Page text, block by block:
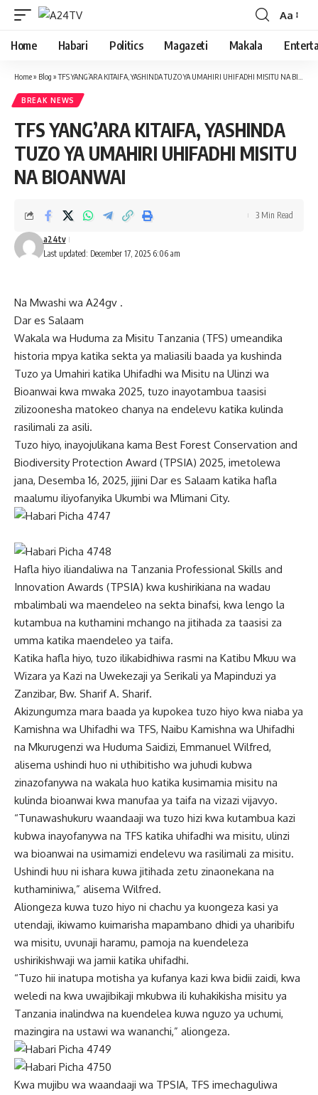
Font
Resizer
Aa
Home Habari Politics Magazeti Makala
Home» Blog »TFS YANG’ARA KITAIFA, YASHINDA TUZO YA UMAHIRI UHIFADHI MISITU NA BIOANWAI
BREAK NEWS
TFS YANG’ARA KITAIFA, YASHINDA
TUZO YA UMAHIRI UHIFADHI MISITU
NA BIOANWAI
Last updated: December 17, 2025 6:06 am
a24tv
3 Min Read
Na Mwashi wa A24gv .
Dar es Salaam
Wakala wa Huduma za Misitu Tanzania (TFS) umeandika
historia mpya katika sekta ya maliasili baada ya kushinda
Tuzo ya Umahiri katika Uhifadhi wa Misitu na Ulinzi wa
Bioanwai kwa mwaka 2025, tuzo inayotambua taasisi
zilizoonesha matokeo chanya na endelevu katika kulinda
rasilimali za asili.
Tuzo hiyo, inayojulikana kama Best Forest Conservation and
Biodiversity Protection Award (TPSIA) 2025, imetolewa
jana, Desemba 16, 2025, jijini Dar es Salaam katika hafla
maalumu iliyofanyika Ukumbi wa Mlimani City.
Hafla hiyo iliandaliwa na Tanzania Professional Skills and
Innovation Awards (TPSIA) kwa kushirikiana na wadau
mbalimbali wa maendeleo na sekta binafsi, kwa lengo la
kutambua na kuthamini mchango na jitihada za taasisi za
umma katika maendeleo ya taifa.
Katika hafla hiyo, tuzo ilikabidhiwa rasmi na Katibu Mkuu wa
Wizara ya Kazi na Uwekezaji ya Serikali ya Mapinduzi ya
Zanzibar, Bw. Sharif A. Sharif.
Akizungumza mara baada ya kupokea tuzo hiyo kwa niaba ya
Kamishna wa Uhifadhi wa TFS, Naibu Kamishna wa Uhifadhi
na Mkurugenzi wa Huduma Saidizi, Emmanuel Wilfred,
alisema ushindi huo ni uthibitisho wa juhudi kubwa
zinazofanywa na wakala huo katika kusimamia misitu na
kulinda bioanwai kwa manufaa ya taifa na vizazi vijavyo.
“Tunawashukuru waandaaji wa tuzo hizi kwa kutambua kazi
kubwa inayofanywa na TFS katika uhifadhi wa misitu, ulinzi
wa bioanwai na usimamizi endelevu wa rasilimali za misitu.
Ushindi huu ni ishara kuwa jitihada zetu zinaonekana na
kuthaminiwa,” alisema Wilfred.
Aliongeza kuwa tuzo hiyo ni chachu ya kuongeza kasi ya
utendaji, ikiwamo kuimarisha mapambano dhidi ya uharibifu
wa misitu, uvunaji haramu, pamoja na kuendeleza
ushirikishwaji wa jamii katika uhifadhi.
“Tuzo hii inatupa motisha ya kufanya kazi kwa bidii zaidi, kwa
weledi na kwa uwajibikaji mkubwa ili kuhakikisha misitu ya
Tanzania inalindwa na kuendelea kuwa nguzo ya uchumi,
mazingira na ustawi wa wananchi,” aliongeza.
Kwa mujibu wa waandaaji wa TPSIA, TFS imechaguliwa